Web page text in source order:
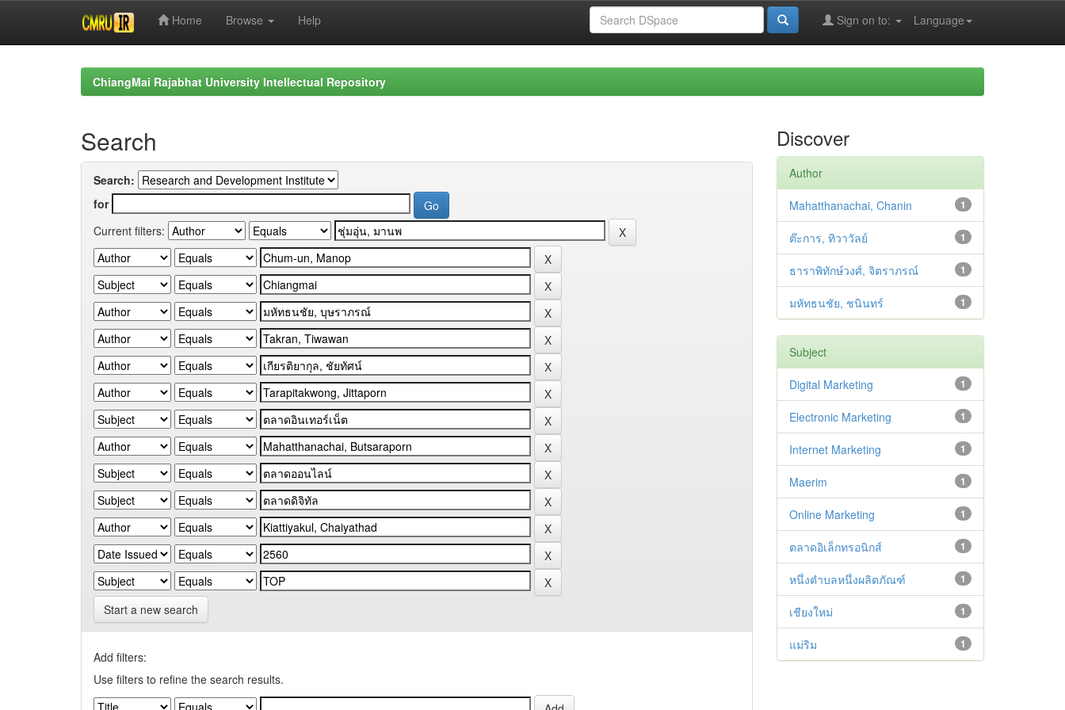
Home Browse Help Language
Sign on to:
ChiangMai Rajabhat University Intellectual Repository
Search
Search:
for
Current filters:
Start a new search
Add filters:
Use filters to refine the search results.
Discover
Author
1
Mahatthanachai, Chanin
1
ต๊ะการ, ทิวาวัลย์
1
ธาราพิทักษ์วงศ์, จิตราภรณ์
1
มหัทธนชัย, ชนินทร์
Subject
1
Digital Marketing
1
Electronic Marketing
1
Internet Marketing
1
Maerim
1
Online Marketing
1
ตลาดอิเล็กทรอนิกส์
1
หนึ่งตำบลหนึ่งผลิตภัณฑ์
1
เชียงใหม่
1
แม่ริม